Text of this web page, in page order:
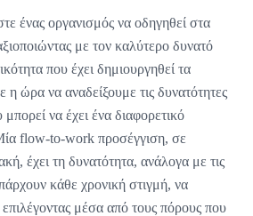
ένας οργανισμός να οδηγηθεί στα
με τον καλύτερο δυνατό
που έχει δημιουργηθεί τα
η ώρα να αναδείξουμε τις δυνατότητες
να έχει ένα διαφορετικό
flow-to-work προσέγγιση, σε
έχει τη δυνατότητα, ανάλογα με τις
κάθε χρονική στιγμή, να
μέσα από τους πόρους που